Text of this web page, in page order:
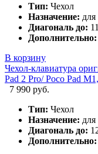
Тип: Чехол
Назначение:
Диагональ до:
Дополнительно:
В корзину
Чехол-клавиатура
Pad 2 Pro/ Poco Pad
7 990 руб.
Тип: Чехол
Назначение:
Диагональ до:
Дополнительно: